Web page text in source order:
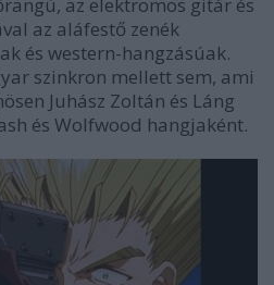
az aláfestő zenék
és western-hangzásúak.
szinkron mellett sem, ami
Juhász Zoltán és Láng
és Wolfwood hangjaként.